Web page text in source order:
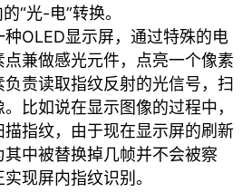
“光-电”转换。
OLED显示屏，通过特殊的电
兼做感光元件，点亮一个像素
责读取指纹反射的光信号，扫
比如说在显示图像的过程中，
指纹，由于现在显示屏的刷新
中被替换掉几帧并不会被察
现屏内指纹识别。